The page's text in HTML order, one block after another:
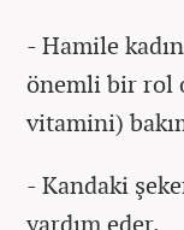
- Hamile
önemli bir rol
vitamini)
- Kandaki
yardım eder.